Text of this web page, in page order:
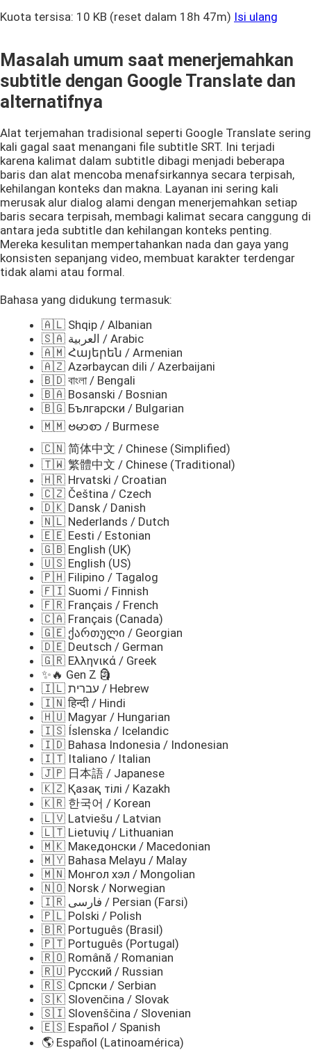
Kuota tersisa: 10 KB (reset dalam 18h 47m) Isi ulang
Masalah umum saat menerjemahkan
subtitle dengan Google Translate dan
alternatifnya
Alat terjemahan tradisional seperti Google Translate sering
kali gagal saat menangani file subtitle SRT. Ini terjadi
karena kalimat dalam subtitle dibagi menjadi beberapa
baris dan alat mencoba menafsirkannya secara terpisah,
kehilangan konteks dan makna. Layanan ini sering kali
merusak alur dialog alami dengan menerjemahkan setiap
baris secara terpisah, membagi kalimat secara canggung di
antara jeda subtitle dan kehilangan konteks penting.
Mereka kesulitan mempertahankan nada dan gaya yang
konsisten sepanjang video, membuat karakter terdengar
tidak alami atau formal.
Bahasa yang didukung termasuk:
🇦🇱 Shqip / Albanian
🇸🇦 العربية / Arabic
🇦🇲 Հայերեն / Armenian
🇦🇿 Azərbaycan dili / Azerbaijani
🇧🇩 বাংলা / Bengali
🇧🇦 Bosanski / Bosnian
🇧🇬 Български / Bulgarian
🇲🇲 ဗမာစာ / Burmese
🇨🇳 简体中文 / Chinese (Simplified)
🇹🇼 繁體中文 / Chinese (Traditional)
🇭🇷 Hrvatski / Croatian
🇨🇿 Čeština / Czech
🇩🇰 Dansk / Danish
🇳🇱 Nederlands / Dutch
🇪🇪 Eesti / Estonian
🇬🇧 English (UK)
🇺🇸 English (US)
🇵🇭 Filipino / Tagalog
🇫🇮 Suomi / Finnish
🇫🇷 Français / French
🇨🇦 Français (Canada)
🇬🇪 ქართული / Georgian
🇩🇪 Deutsch / German
🇬🇷 Ελληνικά / Greek
✨🔥 Gen Z 🗿
🇮🇱 עברית / Hebrew
🇮🇳 हिन्दी / Hindi
🇭🇺 Magyar / Hungarian
🇮🇸 Íslenska / Icelandic
🇮🇩 Bahasa Indonesia / Indonesian
🇮🇹 Italiano / Italian
🇯🇵 日本語 / Japanese
🇰🇿 Қазақ тілі / Kazakh
🇰🇷 한국어 / Korean
🇱🇻 Latviešu / Latvian
🇱🇹 Lietuvių / Lithuanian
🇲🇰 Македонски / Macedonian
🇲🇾 Bahasa Melayu / Malay
🇲🇳 Монгол хэл / Mongolian
🇳🇴 Norsk / Norwegian
🇮🇷 فارسی / Persian (Farsi)
🇵🇱 Polski / Polish
🇧🇷 Português (Brasil)
🇵🇹 Português (Portugal)
🇷🇴 Română / Romanian
🇷🇺 Русский / Russian
🇷🇸 Српски / Serbian
🇸🇰 Slovenčina / Slovak
🇸🇮 Slovenščina / Slovenian
🇪🇸 Español / Spanish
🌎 Español (Latinoamérica)